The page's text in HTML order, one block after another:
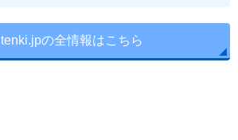
tenki.jpの全情報はこちら